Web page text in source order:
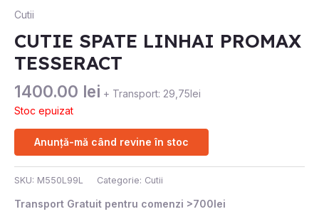
Cutii
CUTIE SPATE LINHAI PROMAX
TESSERACT
1400.00 lei + Transport: 29,75lei
Stoc epuizat
Anunță-mă când revine în stoc
SKU: M550L99L Categorie: Cutii
Transport Gratuit pentru comenzi >700lei